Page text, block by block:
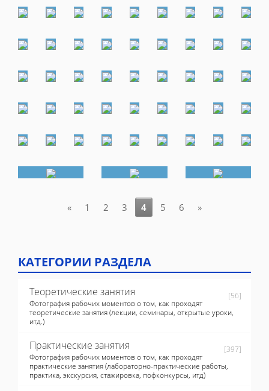
« 1 2 3 4 5 6 »
КАТЕГОРИИ РАЗДЕЛА
Теоретические занятия [56]
Фотография рабочих моментов о том, как проходят
теоретические занятия (лекции, семинары, открытые уроки,
итд.)
Практические занятия [397]
Фотография рабочих моментов о том, как проходят
практические занятия (лабораторно-практические работы,
практика, экскурсия, стажировка, пофконкурсы, итд)